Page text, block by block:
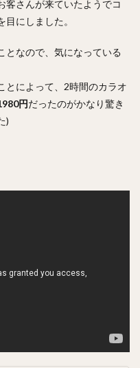
客さんが来ていたようでコ
にしました。
となので、気になっている
とによって、2時間のカラオ
円だったのがかなり驚き
)